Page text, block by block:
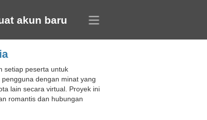
akun baru
setiap peserta untuk
dengan minat yang
lain secara virtual. Proyek ini
romantis dan hubungan